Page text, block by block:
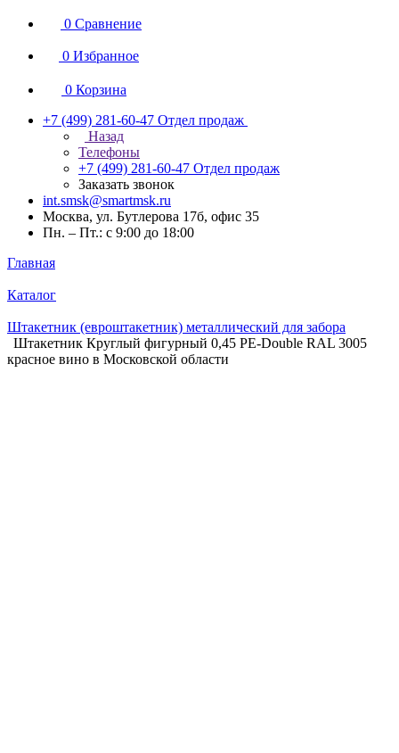
0 Сравнение
0 Избранное
0 Корзина
+7 (499) 281-60-47 Отдел продаж
Назад
Телефоны
+7 (499) 281-60-47 Отдел продаж
Заказать звонок
int.smsk@smartmsk.ru
Москва, ул. Бутлерова 17б, офис 35
Пн. – Пт.: с 9:00 до 18:00
Главная
Каталог
Штакетник (евроштакетник) металлический для забора
Штакетник Круглый фигурный 0,45 PE-Double RAL 3005
красное вино в Московской области